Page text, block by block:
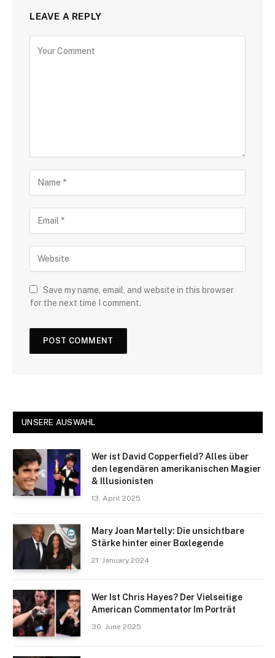
LEAVE A REPLY
Save my name, email, and website in this browser
for the next time I comment.
UNSERE AUSWAHL
Wer ist David Copperfield? Alles über
den legendären amerikanischen Magier
& Illusionisten
13. April 2025
Mary Joan Martelly: Die unsichtbare
Stärke hinter einer Boxlegende
21. January 2024
Wer Ist Chris Hayes? Der Vielseitige
American Commentator Im Porträt
30. June 2025